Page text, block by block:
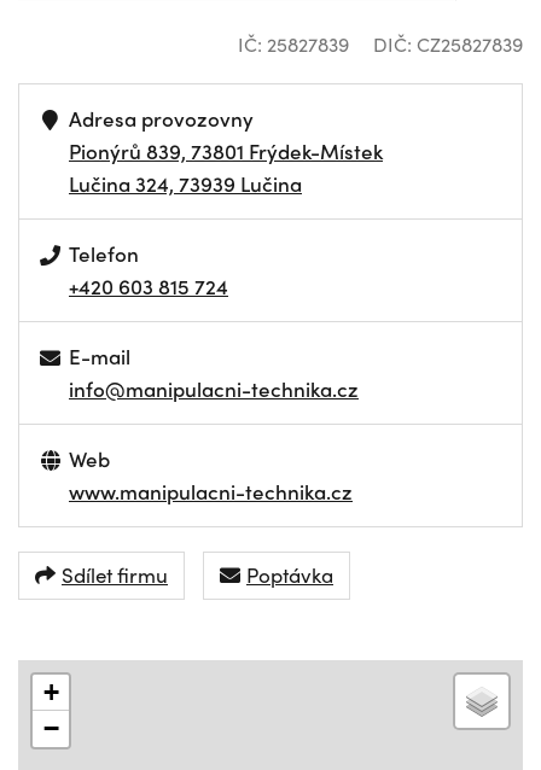
IČ: 25827839 DIČ: CZ25827839
Adresa provozovny
Pionýrů 839, 73801 Frýdek-Místek
Lučina 324, 73939 Lučina
Telefon
+420 603 815 724
E-mail
info@manipulacni-technika.cz
Web
www.manipulacni-technika.cz
Sdílet firmu Poptávka
+
−